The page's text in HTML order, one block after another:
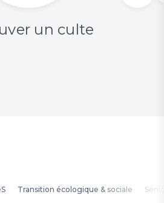
un culte
Transition écologique & sociale